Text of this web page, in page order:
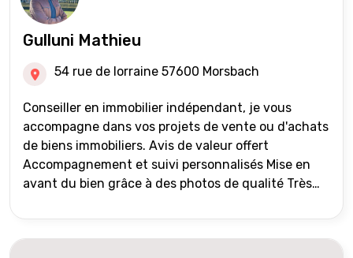
Gulluni Mathieu
54 rue de lorraine 57600 Morsbach
Conseiller en immobilier indépendant, je vous
accompagne dans vos projets de vente ou d'achats
de biens immobiliers. Avis de valeur offert
Accompagnement et suivi personnalisés Mise en
avant du bien grâce à des photos de qualité Très
international) Validation du financement des
acquéreurs auprès de partenaires financiers